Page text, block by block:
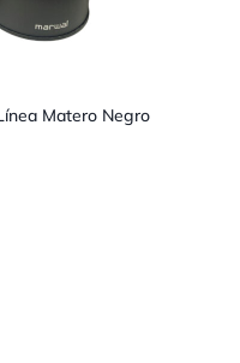
Matero Negro